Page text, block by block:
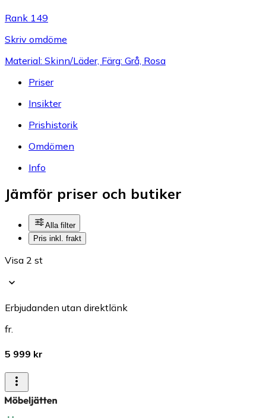
Rank 149
Skriv omdöme
Material: Skinn/Läder, Färg: Grå, Rosa
Priser
Insikter
Prishistorik
Omdömen
Info
Jämför priser och butiker
Alla filter
Pris inkl. frakt
Visa 2 st
Erbjudanden utan direktlänk
fr.
5 999 kr